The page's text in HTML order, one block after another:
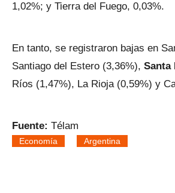
1,02%; y Tierra del Fuego, 0,03%.
En tanto, se registraron bajas en
Santiago del Estero (3,36%), Santa
Ríos (1,47%), La Rioja (0,59%) y
Fuente: Télam
Economía Argentina